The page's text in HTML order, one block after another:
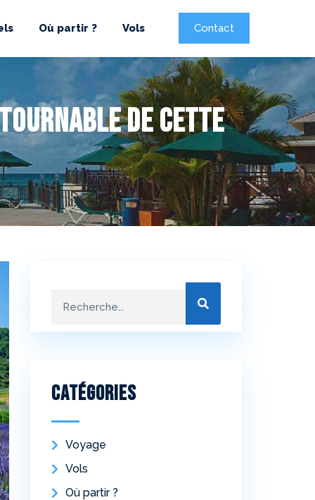
Où partir ? Vols Contact
de cette
Catégories
Voyage
Vols
Où partir ?